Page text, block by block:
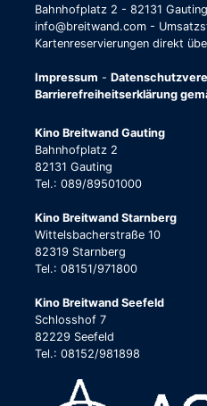
Bahnhofplatz 2 - 82131
info@breitwand.com -
Kartenreservierungen direkt
Impressum -
Barrierefreiheitserklärung
Kino Breitwand Gauting
Bahnhofplatz 2
82131 Gauting
Tel.: 089/89501000
Kino Breitwand Starnberg
Wittelsbacherstraße 10
82319 Starnberg
Tel.: 08151/971800
Kino Breitwand Seefeld
Schlosshof 7
82229 Seefeld
Tel.: 08152/981898